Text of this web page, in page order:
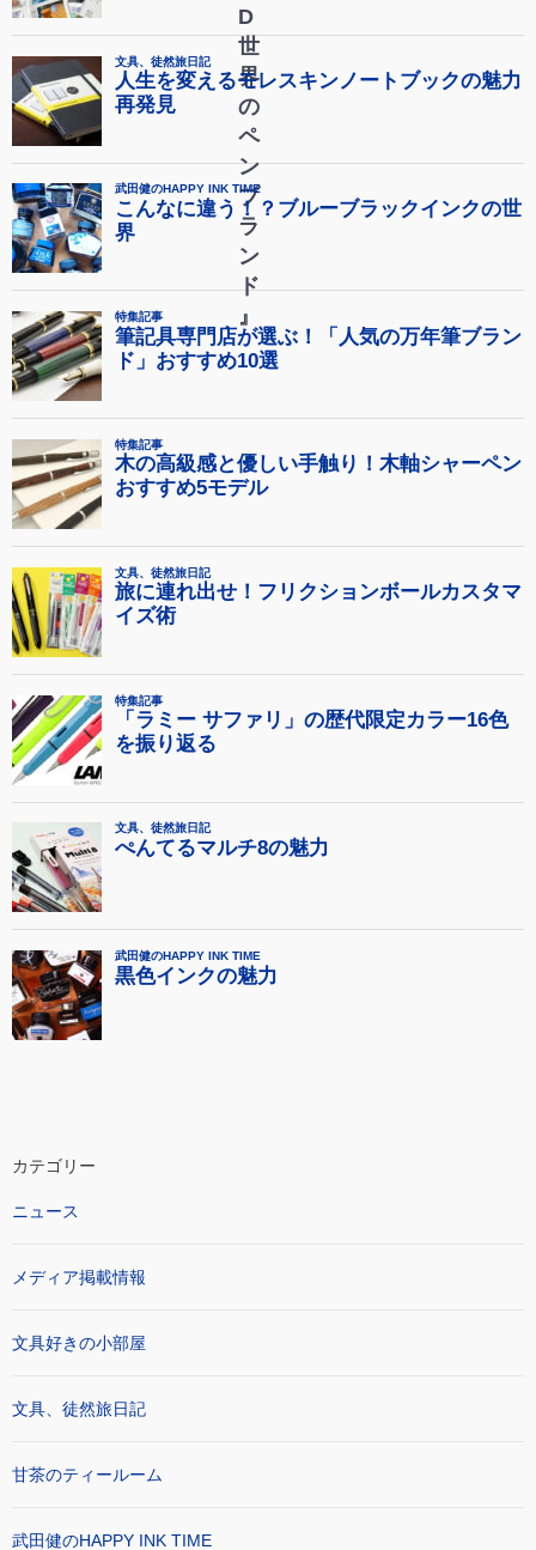
D
世
界
の
ペ
ン
ブ
ラ
ン
ド
』
カテゴリー
ニュース
メディア掲載情報
文具好きの小部屋
文具、徒然旅日記
甘茶のティールーム
武田健のHAPPY INK TIME